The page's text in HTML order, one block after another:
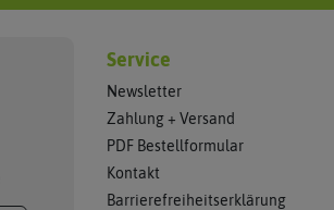
Service
Newsletter
Zahlung + Versand
PDF Bestellformular
Kontakt
Barrierefreiheitserklärung